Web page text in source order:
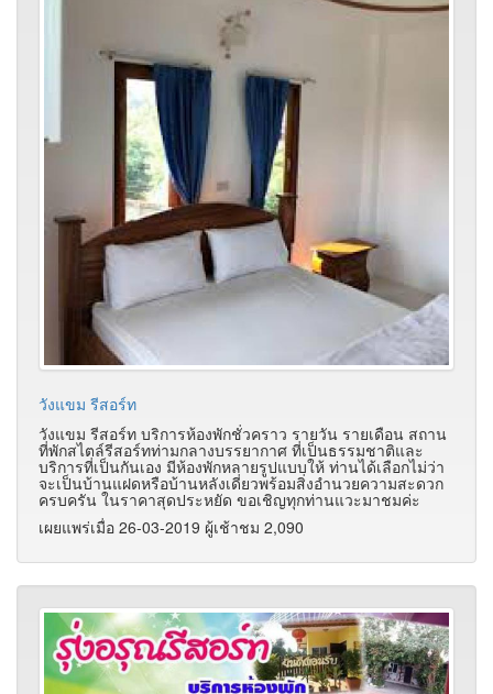
วังแขม รีสอร์ท
วังแขม รีสอร์ท บริการห้องพักชั่วคราว รายวัน รายเดือน สถาน
ที่พักสไตล์รีสอร์ทท่ามกลางบรรยากาศ ที่เป็นธรรมชาติและ
บริการที่เป็นกันเอง มีห้องพักหลายรูปแบบให้ ท่านได้เลือกไม่ว่า
จะเป็นบ้านแฝดหรือบ้านหลังเดี่ยวพร้อมสิ่งอำนวยความสะดวก
ครบครัน ในราคาสุดประหยัด ขอเชิญทุกท่านแวะมาชมค่ะ
เผยแพร่เมื่อ 26-03-2019 ผู้เช้าชม 2,090